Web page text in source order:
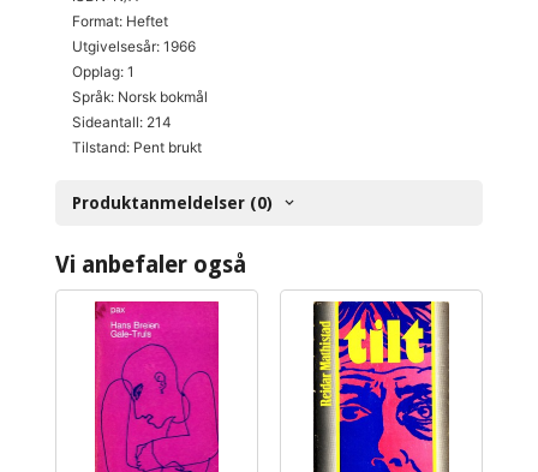
Format: Heftet
Utgivelsesår: 1966
Opplag: 1
Språk: Norsk bokmål
Sideantall: 214
Tilstand: Pent brukt
Produktanmeldelser (0)
Vi anbefaler også